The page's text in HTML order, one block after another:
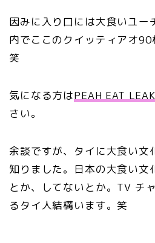
因みに入り口には大食いユー
内でここのクイッティアオ90
笑
気になる方はPEAH EAT LEAK
さい。
余談ですが、タイに大食い文
知りました。日本の大食い文
とか、してないとか。TV チ
るタイ人結構います。笑